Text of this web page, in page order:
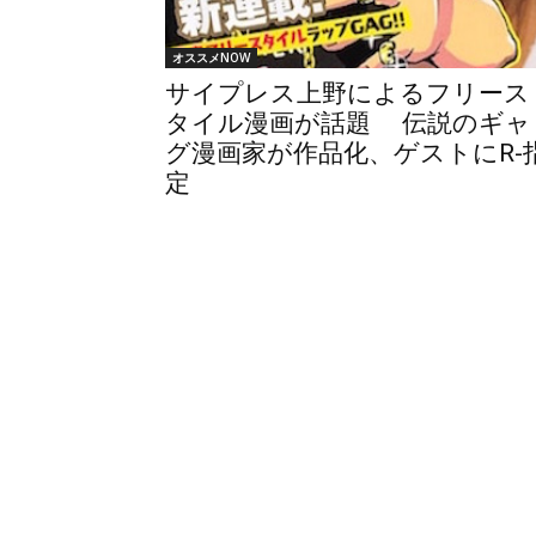
オススメNOW
サイプレス上野によるフリース
タイル漫画が話題 伝説のギャ
グ漫画家が作品化、ゲストにR-
定